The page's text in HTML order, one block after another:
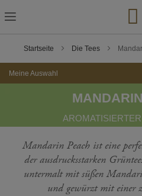
Inhalt
springen
Startseite Die Tees
Meine Auswahl
Mandarin Peach ist eine
der ausdrucksstarken
untermalt mit süßen
und gewürzt mit einer